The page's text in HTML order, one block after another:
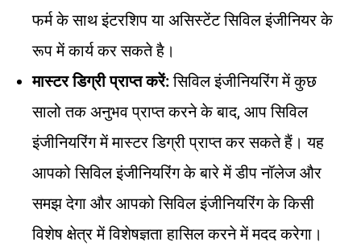
फर्म के साथ इंटरशिप या असिस्टेंट सिविल इंजीनियर के
रूप में कार्य कर सकते है।
मास्टर डिग्री प्राप्त करें:सिविल इंजीनियरिंग में कुछ
सालो तक अनुभव प्राप्त करने के बाद, आप सिविल
इंजीनियरिंग में मास्टर डिग्री प्राप्त कर सकते हैं। यह
आपको सिविल इंजीनियरिंग के बारे में डीप नॉलेज और
समझ देगा और आपको सिविल इंजीनियरिंग के किसी
विशेष क्षेत्र में विशेषज्ञता हासिल करने में मदद करेगा।